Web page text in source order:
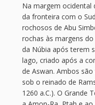
Na margem ocidental
da fronteira com o
rochosos de Abu
rochas às margens
da Núbia após terem
lago, criado após a
de Aswan. Ambos
sob o reinado de
1260 a.C.). O Grande